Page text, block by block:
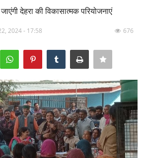
देहरा की विकासात्मक परियोजनाएं
2024 - 17:58 676